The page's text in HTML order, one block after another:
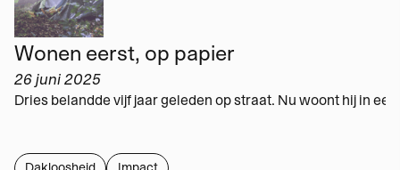
Wonen eerst, op papier
26 juni 2025